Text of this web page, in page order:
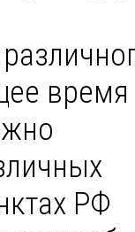
время
РФ